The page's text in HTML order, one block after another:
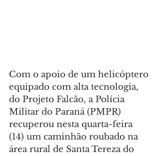
Com o apoio de um helicóptero
equipado com alta tecnologia,
do Projeto Falcão, a Polícia
Militar do Paraná (PMPR)
recuperou nesta quarta-feira
(14) um caminhão roubado na
área rural de Santa Tereza do